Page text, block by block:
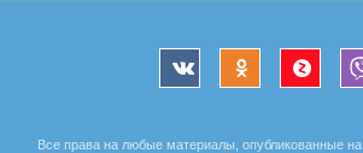
Все права на любые материалы, опубликованные